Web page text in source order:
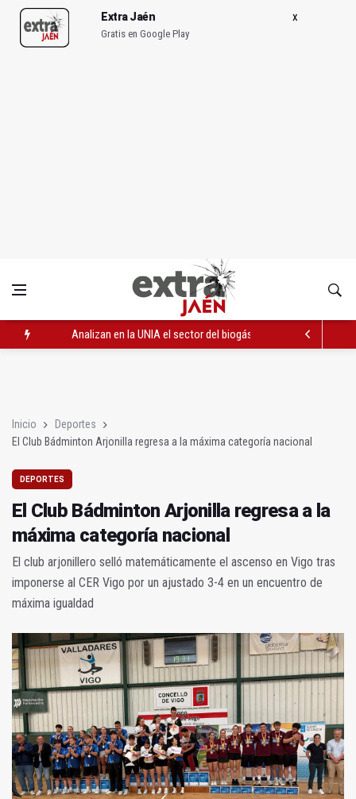
Extra Jaén
Gratis en Google Play
Analizan en la UNIA el sector del biogás y los gases
Inicio
Deportes
El Club Bádminton Arjonilla regresa a la máxima categoría nacional
DEPORTES
El Club Bádminton Arjonilla regresa a la
máxima categoría nacional
El club arjonillero selló matemáticamente el ascenso en Vigo tras
imponerse al CER Vigo por un ajustado 3-4 en un encuentro de
máxima igualdad